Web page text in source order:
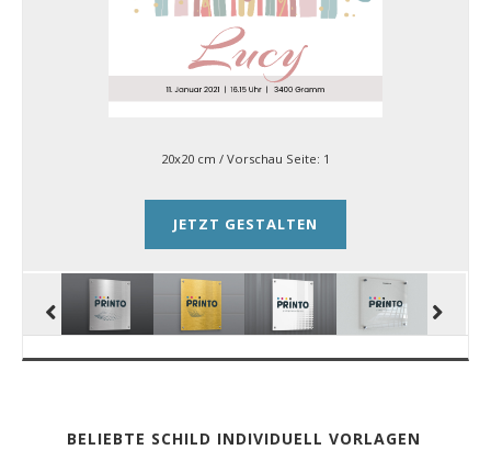
20x20 cm / Vorschau Seite: 1
JETZT GESTALTEN
BELIEBTE SCHILD INDIVIDUELL VORLAGEN